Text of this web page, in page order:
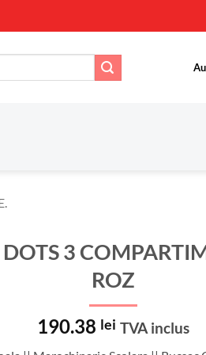
DOTS 3
ROZ
190.38 lei TVA inclus